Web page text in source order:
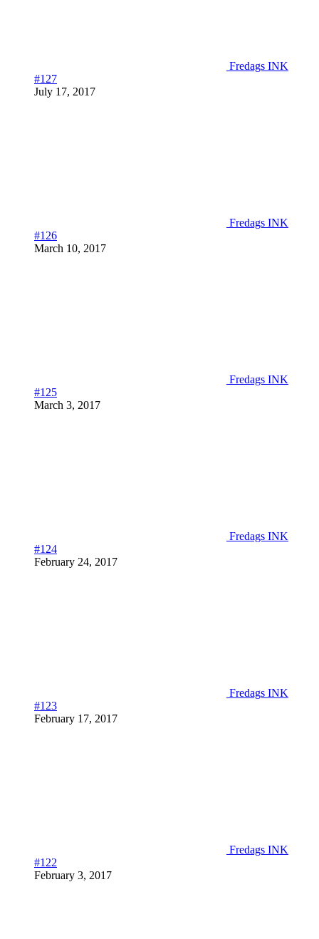
Fredags INK
#127
July 17, 2017
Fredags INK
#126
March 10, 2017
Fredags INK
#125
March 3, 2017
Fredags INK
#124
February 24, 2017
Fredags INK
#123
February 17, 2017
Fredags INK
#122
February 3, 2017